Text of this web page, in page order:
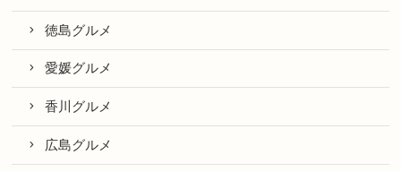
徳島グルメ
愛媛グルメ
香川グルメ
広島グルメ